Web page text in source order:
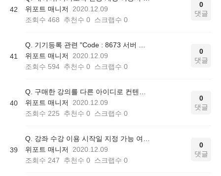
42
위포트 매니저
2020.12.09
조회수 468 추천수 0 스크랩수 0
0
댓글
41
위포트 매니저
2020.12.09
조회수 594 추천수 0 스크랩수 0
0
댓글
40
위포트 매니저
2020.12.09
조회수 225 추천수 0 스크랩수 0
0
댓글
39
위포트 매니저
2020.12.09
조회수 247 추천수 0 스크랩수 0
0
댓글